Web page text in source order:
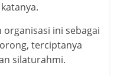
ini sebagai
terciptanya
silaturahmi.